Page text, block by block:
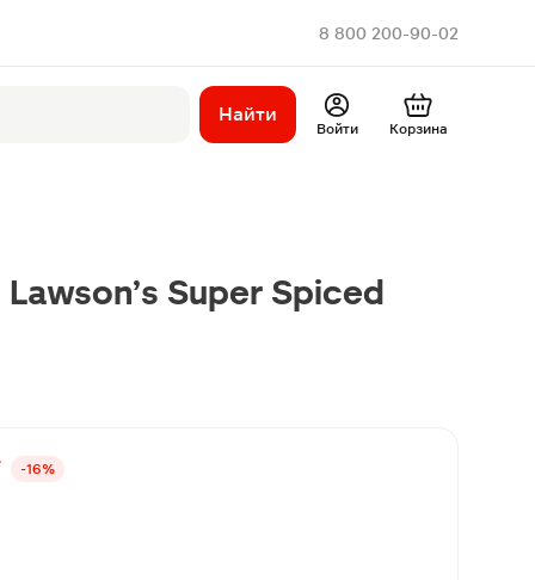
8 800 200-90-02
Найти
Войти Корзина
Super Spiced
-16%